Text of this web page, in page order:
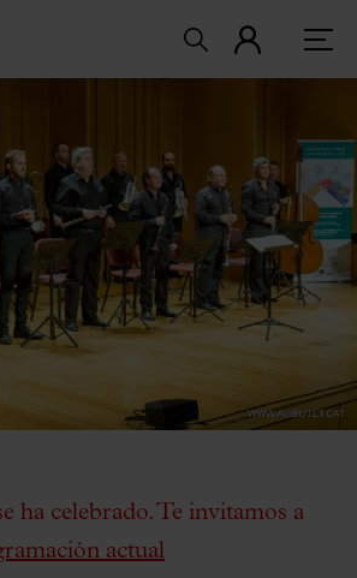
ha celebrado. Te invitamos a
actual